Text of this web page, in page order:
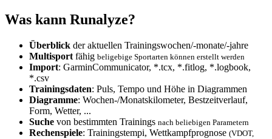
Was kann Runalyze?
Überblick der aktuellen Trainingswochen/-monate/-jahre
Multisport fähig beligebige Sportarten können erstellt werden
Import: GarminCommunicator, *.tcx, *.fitlog, *.logbook,
*.csv
Trainingsdaten: Puls, Tempo und Höhe in Diagrammen
Diagramme: Wochen-/Monatskilometer, Bestzeitverlauf,
Form, Wetter, ...
Suche von bestimmten Trainings nach beliebigen Parametern
Rechenspiele: Trainingstempi, Wettkampfprognose (VDOT,